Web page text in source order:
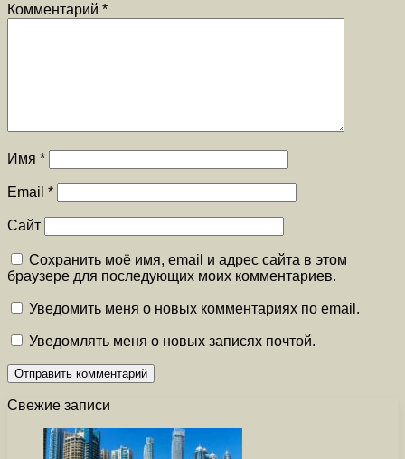
Комментарий *
Имя *
Email *
Сайт
Сохранить моё имя, email и адрес сайта в этом
браузере для последующих моих комментариев.
Уведомить меня о новых комментариях по email.
Уведомлять меня о новых записях почтой.
Свежие записи